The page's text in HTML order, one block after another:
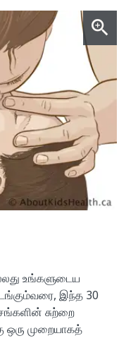
உங்களுடைய
இந்த 30
சுற்றை
ஒரு முறையாகத்